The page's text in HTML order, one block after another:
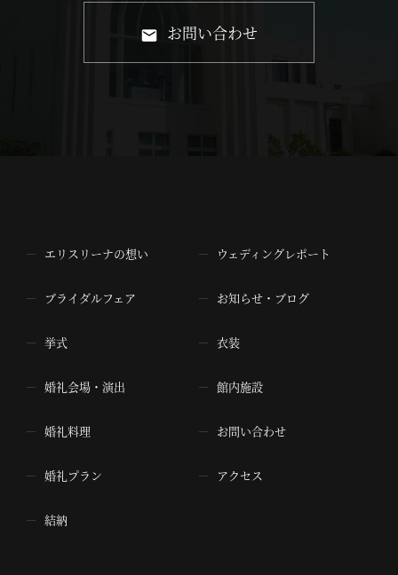
お問い合わせ
エリスリーナの想い
ブライダルフェア
挙式
婚礼会場・演出
婚礼料理
婚礼プラン
結納
ウェディングレポート
お知らせ・ブログ
衣装
館内施設
お問い合わせ
アクセス